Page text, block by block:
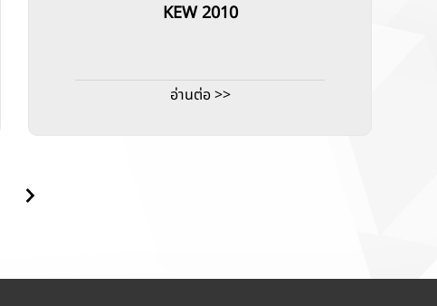
KEW 2010
อ่านต่อ >>